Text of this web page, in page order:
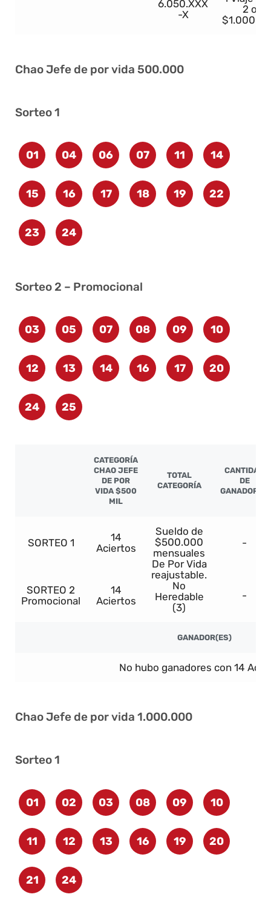
6.050.XXX
-X
2 o
Chao Jefe de por vida 500.000
Sorteo 1
01 04 06 07 11 14
15 16 17 18 19 22
23 24
Sorteo 2 – Promocional
03 05 07 08 09 10
12 13 14 16 17 20
24 25
CATEGORÍA
CHAO JEFE
DE POR
VIDA $500
MIL
TOTAL
CATEGORÍA
CANTIDAD
DE
GANADORES
SORTEO 1
14
Aciertos
Sueldo de
$500.000
mensuales
De Por Vida
reajustable.
No
Heredable
(3)
-
SORTEO 2
Promocional
14
Aciertos
-
GANADOR(ES)
No hubo ganadores con 14
Chao Jefe de por vida 1.000.000
Sorteo 1
01 02 03 08 09 10
11 12 13 16 19 20
21 24